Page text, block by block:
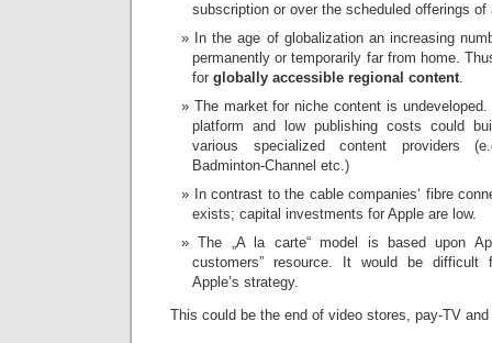
subscription or over the scheduled offerings of
In the age of globalization an increasing
permanently or temporarily far from home.
for globally accessible regional content.
The market for niche content is
platform and low publishing costs could
various specialized content providers
Badminton-Channel etc.)
In contrast to the cable companies‘ fibre
exists; capital investments for Apple are low.
The „A la carte“ model is based upon
customers” resource. It would be difficult
Apple’s strategy.
This could be the end of video stores, pay-TV